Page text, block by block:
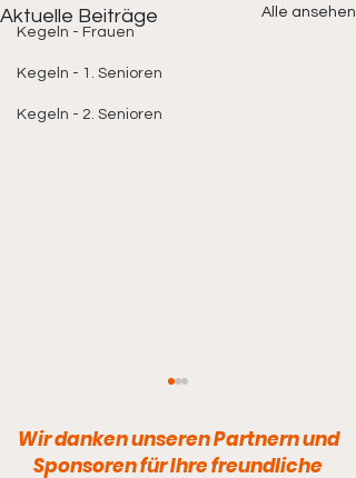
Kegeln - Frauen
Kegeln - 1. Senioren
Kegeln - 2. Senioren
Aktuelle Beiträge Alle ansehen
Wir danken unseren Partnern und
Sponsoren für Ihre freundliche